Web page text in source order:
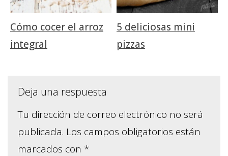
Cómo cocer el arroz
integral
5 deliciosas mini
pizzas
Deja una respuesta
Tu dirección de correo electrónico no será
publicada. Los campos obligatorios están
marcados con *